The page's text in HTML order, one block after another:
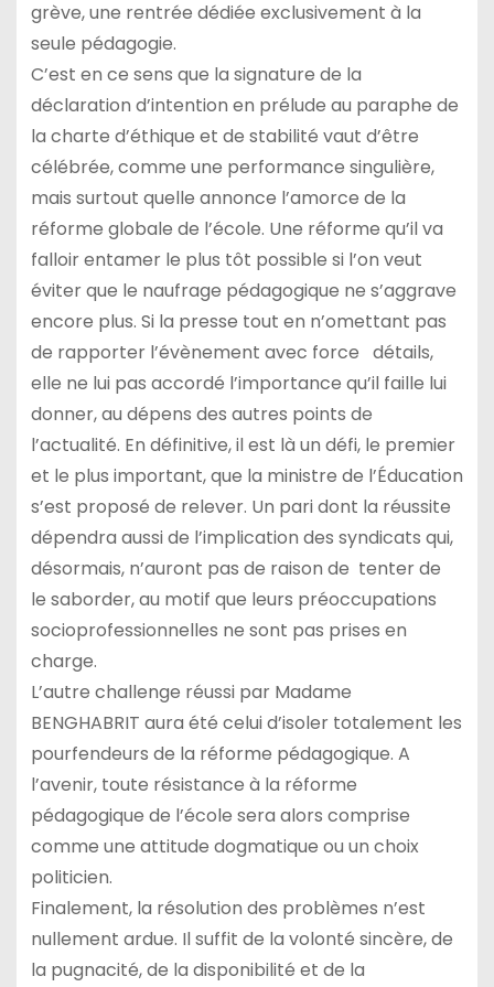
grève, une rentrée dédiée exclusivement à la
seule pédagogie.
C’est en ce sens que la signature de la
déclaration d’intention en prélude au paraphe de
la charte d’éthique et de stabilité vaut d’être
célébrée, comme une performance singulière,
mais surtout quelle annonce l’amorce de la
réforme globale de l’école. Une réforme qu’il va
falloir entamer le plus tôt possible si l’on veut
éviter que le naufrage pédagogique ne s’aggrave
encore plus. Si la presse tout en n’omettant pas
de rapporter l’évènement avec force détails,
elle ne lui pas accordé l’importance qu’il faille lui
donner, au dépens des autres points de
l’actualité. En définitive, il est là un défi, le premier
et le plus important, que la ministre de l’Éducation
s’est proposé de relever. Un pari dont la réussite
dépendra aussi de l’implication des syndicats qui,
désormais, n’auront pas de raison de tenter de
le saborder, au motif que leurs préoccupations
socioprofessionnelles ne sont pas prises en
charge.
L’autre challenge réussi par Madame
BENGHABRIT aura été celui d’isoler totalement les
pourfendeurs de la réforme pédagogique. A
l’avenir, toute résistance à la réforme
pédagogique de l’école sera alors comprise
comme une attitude dogmatique ou un choix
politicien.
Finalement, la résolution des problèmes n’est
nullement ardue. Il suffit de la volonté sincère, de
la pugnacité, de la disponibilité et de la